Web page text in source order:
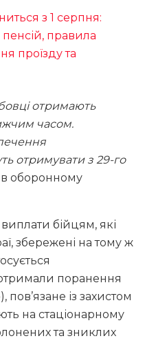
з 1 серпня:
правила
проїзду та
отримають
часом.
отримувати з 29-го
в оборонному
бійцям, які
збережені на тому ж
поранення
пов’язане із захистом
на стаціонарному
та зниклих